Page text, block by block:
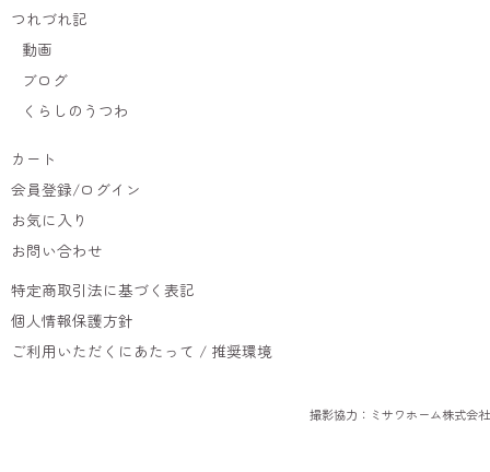
つれづれ記
動画
ブログ
くらしのうつわ
カート
会員登録/ログイン
お気に入り
お問い合わせ
特定商取引法に基づく表記
個人情報保護方針
ご利用いただくにあたって / 推奨環境
撮影協力：ミサワホーム株式会社